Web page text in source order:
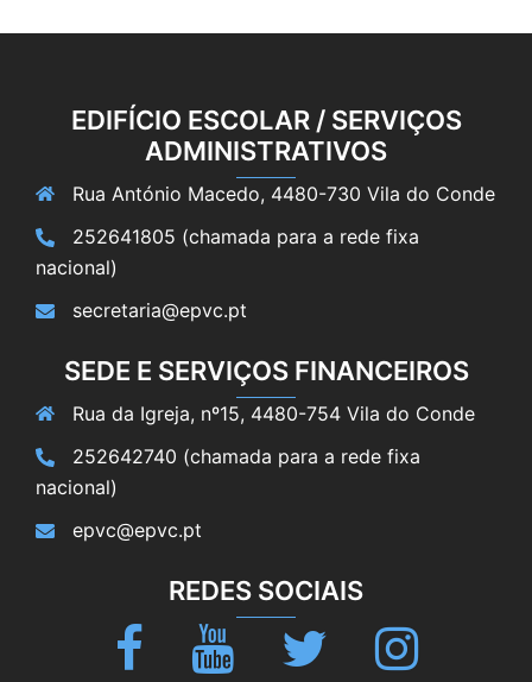
EDIFÍCIO ESCOLAR / SERVIÇOS
ADMINISTRATIVOS
Rua António Macedo, 4480-730 Vila do Conde
252641805 (chamada para a rede fixa
nacional)
secretaria@epvc.pt
SEDE E SERVIÇOS FINANCEIROS
Rua da Igreja, nº15, 4480-754 Vila do Conde
252642740 (chamada para a rede fixa
nacional)
epvc@epvc.pt
REDES SOCIAIS
Facebook Youtube Twitter Instagram